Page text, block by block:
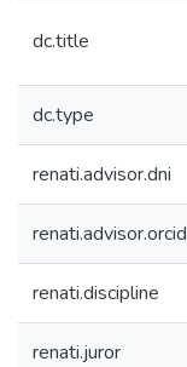
dc.title
dc.type
renati.advisor.dni
renati.advisor.orcid
renati.discipline
renati.juror